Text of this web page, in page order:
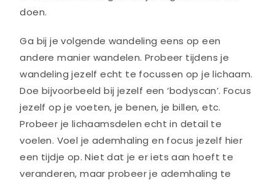
doen.
Ga bij je volgende wandeling eens op een
andere manier wandelen. Probeer tijdens je
wandeling jezelf echt te focussen op je lichaam.
Doe bijvoorbeeld bij jezelf een ‘bodyscan’. Focus
jezelf op je voeten, je benen, je billen, etc.
Probeer je lichaamsdelen echt in detail te
voelen. Voel je ademhaling en focus jezelf hier
een tijdje op. Niet dat je er iets aan hoeft te
veranderen, maar probeer je ademhaling te